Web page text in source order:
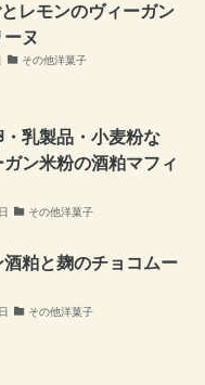
レモンのヴィーガン
ヌ
その他洋菓子
・乳製品・小麦粉な
ガン米粉の酒粕マフィ
その他洋菓子
酒粕と麹のチョコムー
その他洋菓子